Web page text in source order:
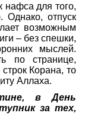
нафса для того,
Однако, отпуск
возможным
– без спешки,
мыслей.
по странице,
Корана, то
Аллаха.
в День
за тех,